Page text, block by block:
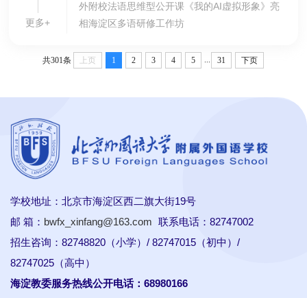
更多+
外附校法语思维型公开课《我的AI虚拟形象》亮
相海淀区多语研修工作坊
共301条 上页 1 2 3 4 5 31 下页
学校地址：北京市海淀区西二旗大街19号
邮 箱： bwfx_xinfang@163.com 联系电话：82747002
招生咨询：82748820（小学）/ 82747015（初中）/
82747025（高中）
海淀教委服务热线公开电话：68980166